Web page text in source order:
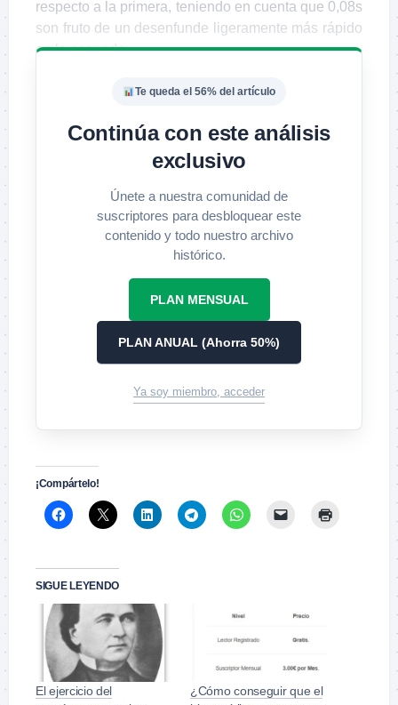
respecto a la primera, teniendo en cuenta que 0,08s
son fruto de un desenfunde ligeramente más rápido
en la segunda.
Te queda el 56% del artículo
Continúa con este análisis
exclusivo
Únete a nuestra comunidad de
suscriptores para desbloquear este
contenido y todo nuestro archivo
histórico.
PLAN MENSUAL
PLAN ANUAL (Ahorra 50%)
Ya soy miembro, acceder
¡Compártelo!
SIGUE LEYENDO
El ejercicio del
¿Cómo conseguir que el